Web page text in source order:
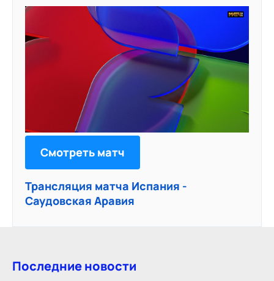
Смотреть матч
Трансляция матча Испания -
Саудовская Аравия
Последние новости